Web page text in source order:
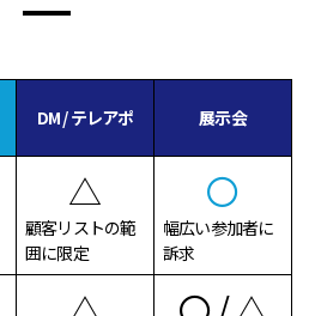
DM / テレアポ 展示会
△
顧客リストの範
囲に限定
〇
幅広い参加者に
訴求